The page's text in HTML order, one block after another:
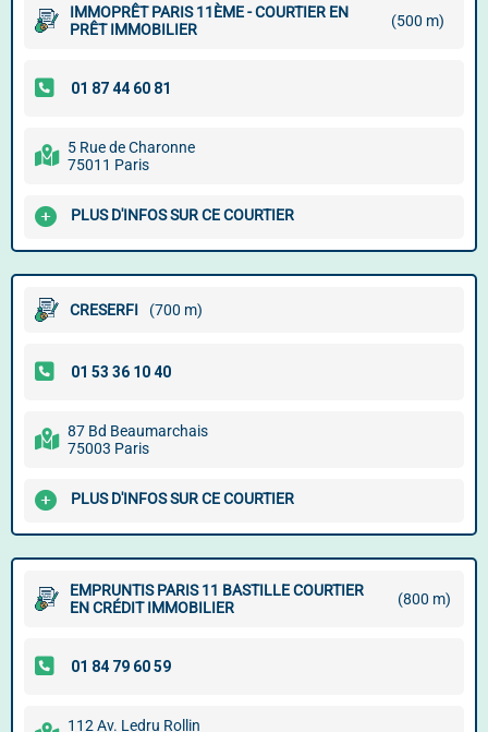
IMMOPRÊT PARIS 11ÈME - COURTIER EN
PRÊT IMMOBILIER
(500 m)
5 Rue de Charonne
75011 Paris
PLUS D'INFOS SUR CE COURTIER
CRESERFI (700 m)
87 Bd Beaumarchais
75003 Paris
PLUS D'INFOS SUR CE COURTIER
EMPRUNTIS PARIS 11 BASTILLE COURTIER
EN CRÉDIT IMMOBILIER
(800 m)
112 Av. Ledru Rollin